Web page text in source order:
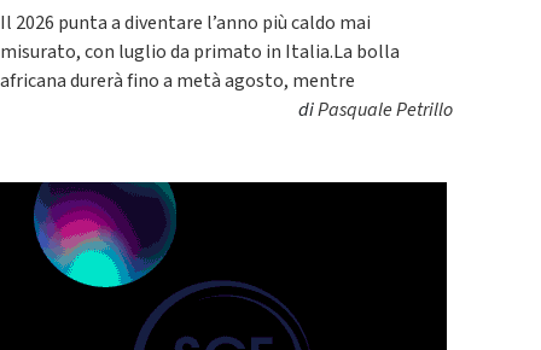
Il 2026 punta a diventare l’anno più caldo mai
misurato, con luglio da primato in Italia.La bolla
africana durerà fino a metà agosto, mentre
diPasquale Petrillo